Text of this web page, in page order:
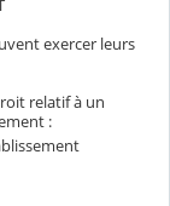
exercer leurs
relatif à un
: